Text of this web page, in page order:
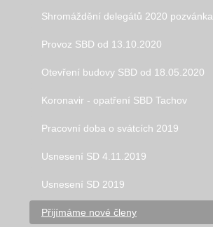
Shromáždění delegátů 2020 pozvánka
Provoz SBD od 13.10.2020
Otevření budovy SBD od 18.05.2020
Koronavir - opatření SBD Tachov
Pracovní doba o svátcích 2019
Usnesení SD 4.11.2019
Usnesení SD 2019
Přijímáme nové členy